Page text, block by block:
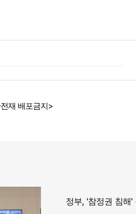
재 배포금지>